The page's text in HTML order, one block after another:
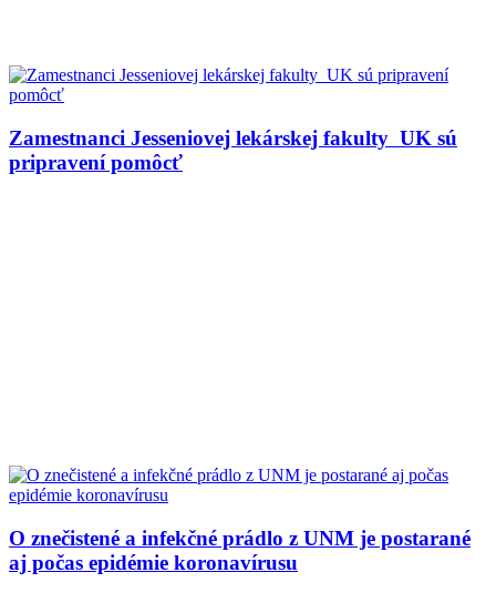
Zamestnanci Jesseniovej lekárskej fakulty UK sú
pripravení pomôcť
O znečistené a infekčné prádlo z UNM je postarané
aj počas epidémie koronavírusu